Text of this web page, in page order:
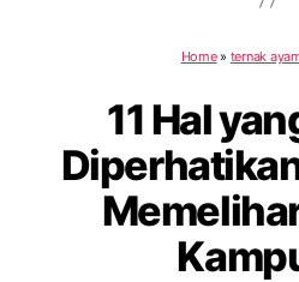
Home» ternak
11 Hal